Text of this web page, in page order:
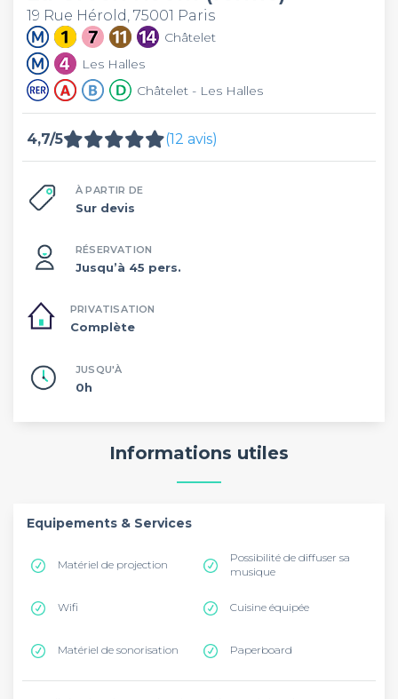
19 Rue Hérold, 75001 Paris
Châtelet
Les Halles
Châtelet - Les Halles
4,7/5 (12 avis)
À PARTIR DE
Sur devis
RÉSERVATION
Jusqu’à 45 pers.
PRIVATISATION
Complète
JUSQU'À
0h
Informations utiles
Equipements & Services
Matériel de projection
Possibilité de diffuser sa
musique
Wifi Cuisine équipée
Matériel de sonorisation Paperboard